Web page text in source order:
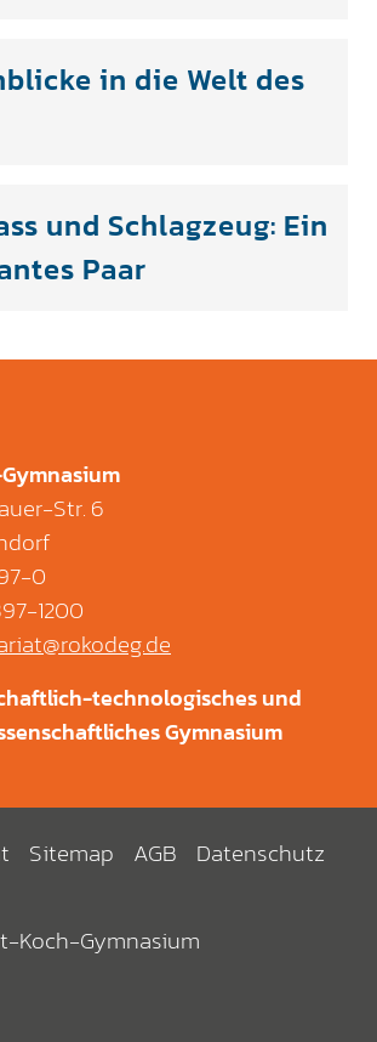
in die Welt des
und Schlagzeug: Ein
Paar
Str. 6
0
1200
technologisches und
Gymnasium
Sitemap AGB
Datenschutz
Koch-Gymnasium